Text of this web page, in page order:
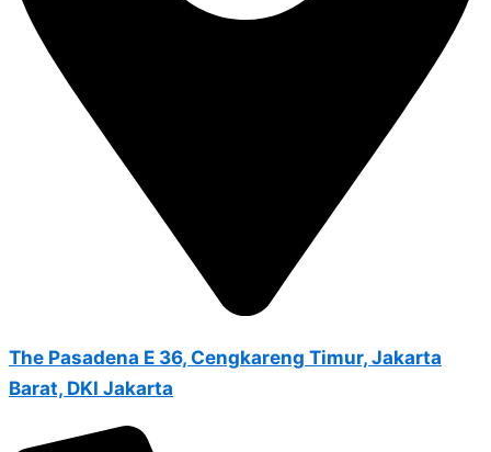
The Pasadena E 36, Cengkareng Timur, Jakarta
Barat, DKI Jakarta